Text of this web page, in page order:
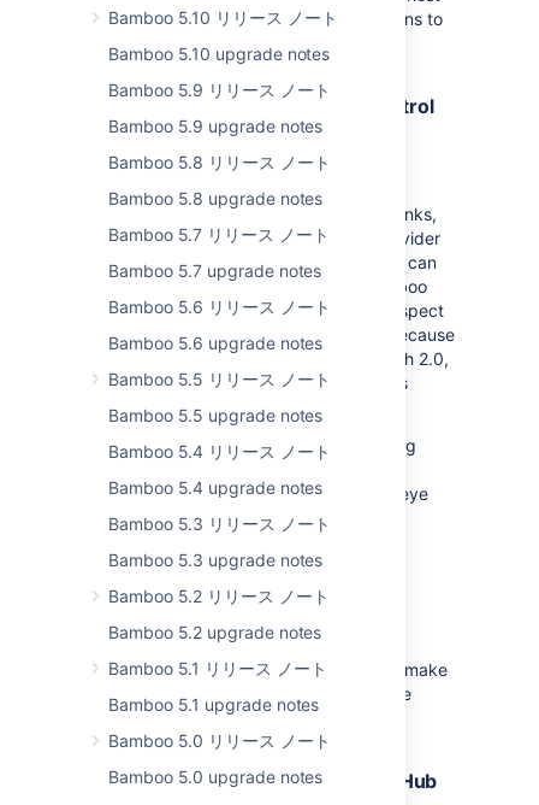
Bamboo 5.10 リリース ノート
Bamboo 5.10 upgrade notes
Bamboo 5.9 リリース ノート
Bamboo 5.9 upgrade notes
Bamboo 5.8 リリース ノート
Bamboo 5.8 upgrade notes
Bamboo 5.7 リリース ノート
Bamboo 5.7 upgrade notes
Bamboo 5.6 リリース ノート
Bamboo 5.6 upgrade notes
Bamboo 5.5 リリース ノート
Bamboo 5.5 upgrade notes
Bamboo 5.4 リリース ノート
Bamboo 5.4 upgrade notes
Bamboo 5.3 リリース ノート
Bamboo 5.3 upgrade notes
Bamboo 5.2 リリース ノート
Bamboo 5.2 upgrade notes
Bamboo 5.1 リリース ノート
Bamboo 5.1 upgrade notes
Bamboo 5.0 リリース ノート
Bamboo 5.0 upgrade notes
priority, this release provides new solutions to
safeguard your network and data.
Allow external applications to control
Bamboo through OAuth 2.0
We’ve added support for incoming app links,
allowing Bamboo to act as an OAuth provider
for third-party applications. Linked apps can
be granted limited or full access to Bamboo
data on behalf of a Bamboo user with respect
to the user’s permissions. Additionally, because
access authorization happens over OAuth 2.0,
exchanging data between applications is
always secure and reliable.
At the same time, we’re working on adding
applications in a future release. Keep an eye
out for further updates.
Learn moreabout OAuth 2.0 support.
Developer productivity
There are a bunch of new features that’ll make
your work as a developer easier and more
productive.
Support for pull requests from GitHub